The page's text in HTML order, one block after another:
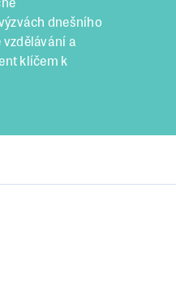
dnešního
a
klíčem k